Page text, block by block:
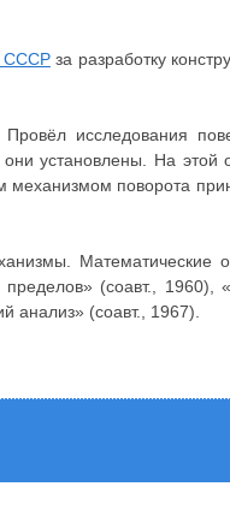
СССРза разработку
. Провёл исследования
установлены. На этой
механизмом поворота
Математические
(соавт.,
анализ» (соавт., 1967).